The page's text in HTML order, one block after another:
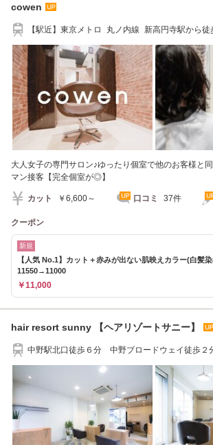
cowen
【駅近】東京メトロ 丸ノ内線 新高円寺駅から
大人女子の専門サロン♪ゆったり個室で他のお客様と
マン接客【完全個室が◎】
カット ￥6,600～ 口コミ 37件
クーポン
新規
【人気 No.1】カット＋赤みが出ない肌映えカラー(白髪
11550→11000
￥11,000
hair resort sunny 【ヘアリゾートサニー】
中野駅北口徒歩６分 中野ブロードウェイ徒歩２